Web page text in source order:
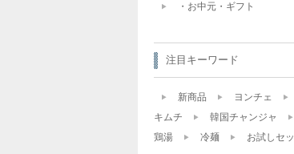
・お中元・ギフト
注目キーワード
新商品 ヨンチェ
キムチ
韓国チャンジャ
鶏湯
冷麺 お試しセ